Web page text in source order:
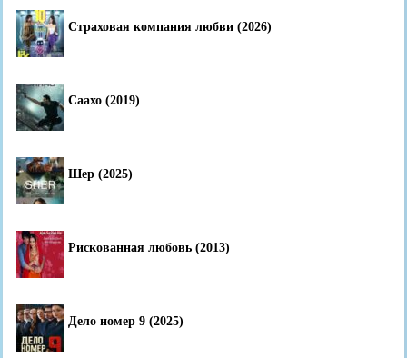
Страховая компания любви (2026)
Саахо (2019)
Шер (2025)
Рискованная любовь (2013)
Дело номер 9 (2025)